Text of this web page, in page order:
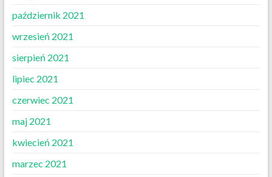
październik 2021
wrzesień 2021
sierpień 2021
lipiec 2021
czerwiec 2021
maj 2021
kwiecień 2021
marzec 2021